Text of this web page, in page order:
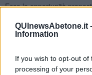
QUInewsAbetone.it -
Information
If you wish to opt-out
processing of your
Ecco le opportunità
provincia per la settimana
dicembre 2025), lavori a
apprendistato.
Questa settimana: